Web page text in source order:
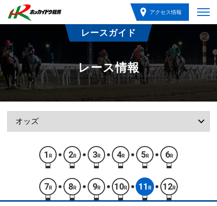
アクセス情報
レースガイド
レース情報
1 R 2R 3R 4R 5R 6R
7 R 8R 9R 10R 11 R 12R